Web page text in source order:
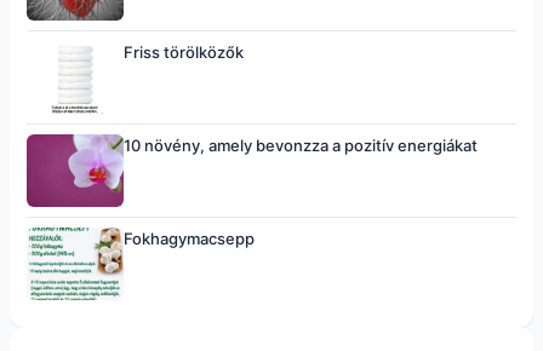
Friss törölközők
10 növény, amely bevonzza a pozitív energiákat
Fokhagymacsepp